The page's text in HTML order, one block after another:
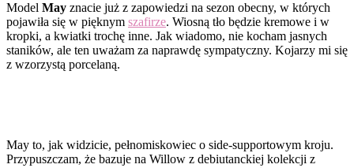
Model May znacie już z zapowiedzi na sezon obecny, w których
pojawiła się w pięknym szafirze. Wiosną tło będzie kremowe i w
kropki, a kwiatki trochę inne. Jak wiadomo, nie kocham jasnych
staników, ale ten uważam za naprawdę sympatyczny. Kojarzy mi się
z wzorzystą porcelaną.
May to, jak widzicie, pełnomiskowiec o side-supportowym kroju.
Przypuszczam, że bazuje na Willow z debiutanckiej kolekcji z